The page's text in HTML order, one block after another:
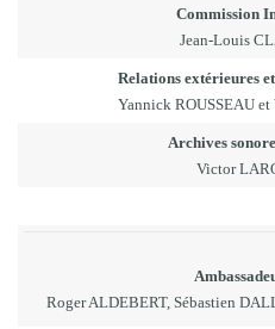
Commission
Jean-Louis
Relations extérieures
Yannick ROUSSEAU
Archives
Victor
Roger ALDEBERT, Sébastien